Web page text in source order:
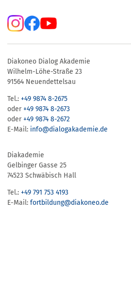
Diakoneo Dialog Akademie
Wilhelm-Löhe-Straße 23
91564 Neuendettelsau
Tel.: +49 9874 8-2675
oder+49 9874 8-2673
oder+49 9874 8-2672
E-Mail: info@dialogakademie.de
Diakademie
Gelbinger Gasse 25
74523 Schwäbisch Hall
Tel.: +49 791 753 4193
E-Mail: fortbildung@diakoneo.de